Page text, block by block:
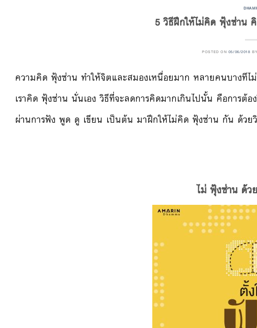
5 วิธีฝึกให้ไม่คิด ฟุ้งซ่าน
POSTED ON 05/06/2018 BY
ความคิด ฟุ้งซ่าน ทำให้จิตและสมองเหนื่อยมาก หลายคนบางทีไ
เราคิด ฟุ้งซ่าน นั่นเอง วิธีที่จะลดการคิดมากเกินไปนั้น คือการ
ผ่านการฟัง พูด ดู เขียน เป็นต้น มาฝึกให้ไม่คิด ฟุ้งซ่าน กัน ด้วย
ไม่ ฟุ้งซ่าน ด้ว